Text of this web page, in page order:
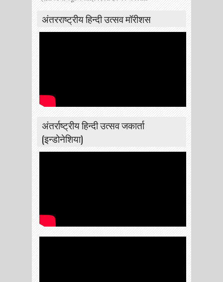
अंतरराष्ट्रीय हिन्दी उत्सव मॉरीशस
अंतर्राष्ट्रीय हिन्दी उत्सव जकार्ता
(इन्डोनेशिया)